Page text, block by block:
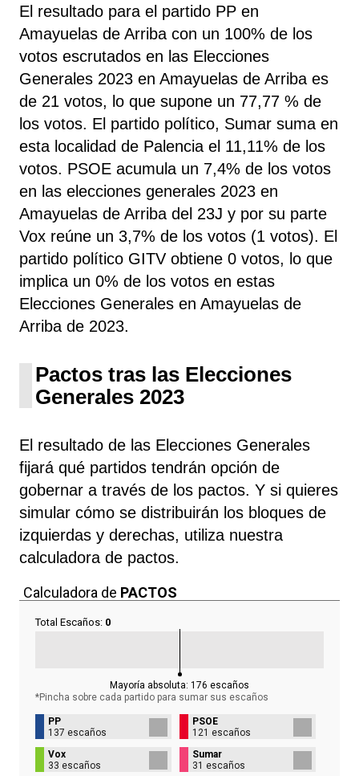
El resultado para el partido PP en
Amayuelas de Arriba con un 100% de los
votos escrutados en las Elecciones
Generales 2023 en Amayuelas de Arriba es
de 21 votos, lo que supone un 77,77 % de
los votos. El partido político, Sumar suma en
esta localidad de Palencia el 11,11% de los
votos. PSOE acumula un 7,4% de los votos
en las elecciones generales 2023 en
Amayuelas de Arriba del 23J y por su parte
Vox reúne un 3,7% de los votos (1 votos). El
partido político GITV obtiene 0 votos, lo que
implica un 0% de los votos en estas
Elecciones Generales en Amayuelas de
Arriba de 2023.
Pactos tras las Elecciones
Generales 2023
El resultado de las Elecciones Generales
fijará qué partidos tendrán opción de
gobernar a través de los pactos. Y si quieres
simular cómo se distribuirán los bloques de
izquierdas y derechas, utiliza nuestra
calculadora de pactos.
Calculadora de PACTOS
Total Escaños: 0
Mayoría absoluta: 176 escaños
*Pincha sobre cada partido para sumar sus escaños
PP
137 escaños
PSOE
121 escaños
Vox
33 escaños
Sumar
31 escaños